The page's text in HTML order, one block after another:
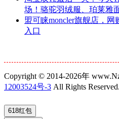
场！骆驼羽绒服、珀莱雅
盟可睐moncler旗舰店，
入口
Copyright © 2014-2026年
12003524号-3 All Rights Reserved.